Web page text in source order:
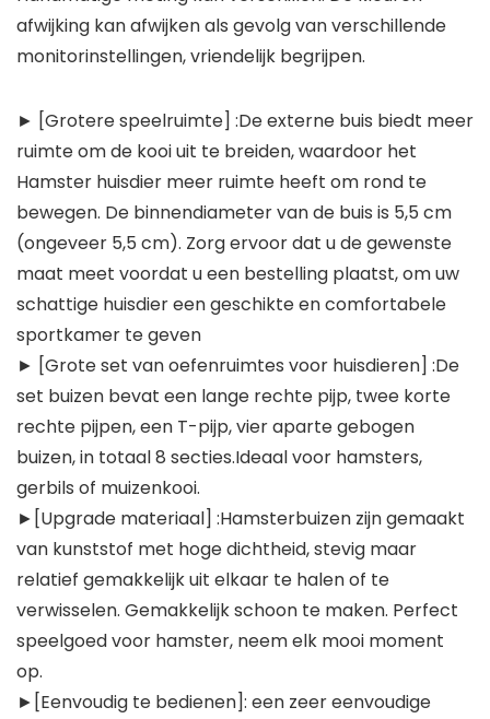
afwijking kan afwijken als gevolg van verschillende
monitorinstellingen, vriendelijk begrijpen.
► [Grotere speelruimte] :De externe buis biedt meer
ruimte om de kooi uit te breiden, waardoor het
Hamster huisdier meer ruimte heeft om rond te
bewegen. De binnendiameter van de buis is 5,5 cm
(ongeveer 5,5 cm). Zorg ervoor dat u de gewenste
maat meet voordat u een bestelling plaatst, om uw
schattige huisdier een geschikte en comfortabele
sportkamer te geven
► [Grote set van oefenruimtes voor huisdieren] :De
set buizen bevat een lange rechte pijp, twee korte
rechte pijpen, een T-pijp, vier aparte gebogen
buizen, in totaal 8 secties.Ideaal voor hamsters,
gerbils of muizenkooi.
►[Upgrade materiaal] :Hamsterbuizen zijn gemaakt
van kunststof met hoge dichtheid, stevig maar
relatief gemakkelijk uit elkaar te halen of te
verwisselen. Gemakkelijk schoon te maken. Perfect
speelgoed voor hamster, neem elk mooi moment
op.
►[Eenvoudig te bedienen]: een zeer eenvoudige